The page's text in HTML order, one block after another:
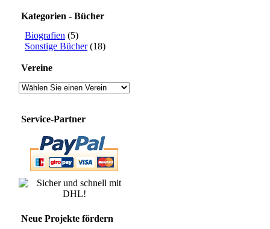
Kategorien - Bücher
Biografien (5)
Sonstige Bücher(18)
Vereine
Service-Partner
Neue Projekte fördern